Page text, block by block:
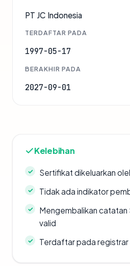
PT JC Indonesia
TERDAFTAR PADA
1997-05-17
BERAKHIR PADA
2027-09-01
Kelebihan
Sertifikat dikeluarkan
Tidak ada indikator
Mengembalikan catatan
valid
Terdaftar pada registrar